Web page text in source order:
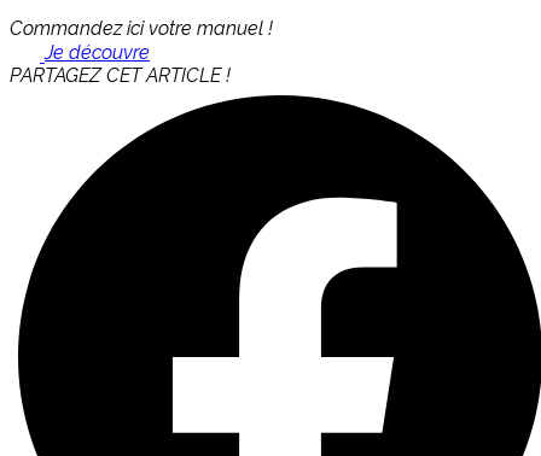
Commandez ici votre manuel !
Je découvre
PARTAGEZ CET ARTICLE !